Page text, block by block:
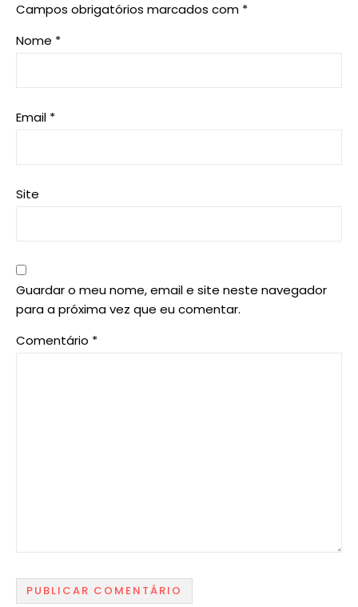
Campos obrigatórios marcados com *
Nome *
Email *
Site
Guardar o meu nome, email e site neste navegador
para a próxima vez que eu comentar.
Comentário *